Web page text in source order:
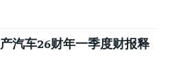
汽车26财年一季度财报释